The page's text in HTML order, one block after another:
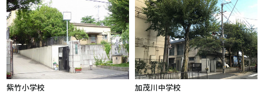
紫竹小学校 加茂川中学校